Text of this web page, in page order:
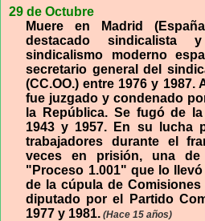
29 de Octubre
Muere en Madrid
destacado sindicalista
sindicalismo moderno
secretario general del
(CC.OO.) entre 1976 y 1987.
fue juzgado y condenado
la República. Se fugó de
1943 y 1957. En su lucha
trabajadores durante el
veces en prisión, una
"Proceso 1.001" que lo
de la cúpula de Comisiones
diputado por el Partido
1977 y 1981. (Hace 15 años)